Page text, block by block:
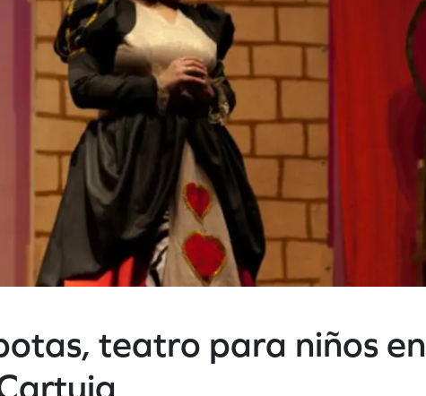
teatro para niños en